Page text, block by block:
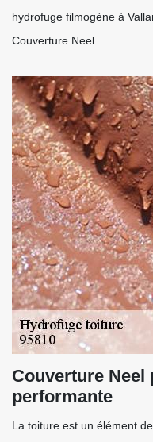
hydrofuge filmogène à
Couverture Neel .
Couverture
performante
La toiture est un élément